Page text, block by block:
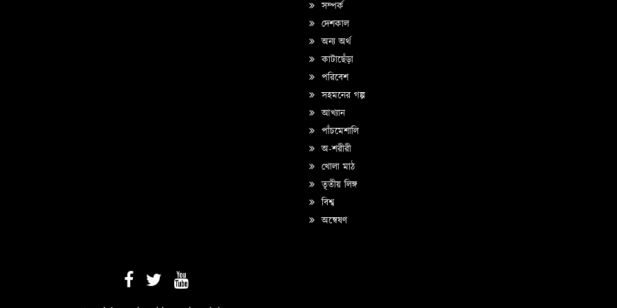
সম্পর্ক
দেশকাল
অন্য অর্থ
কাটাছেঁড়া
পরিবেশ
সহমনের গল্প
আখ্যান
পাঁচমেশালি
অ-শরীরী
খোলা মাঠ
তৃতীয় লিঙ্গ
বিশ্ব
অন্বেষণ